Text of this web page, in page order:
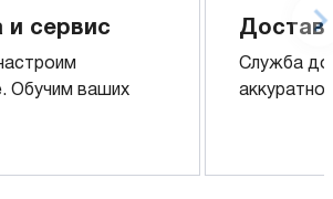
и сервис
Обучим ваших
Служба
аккуратно